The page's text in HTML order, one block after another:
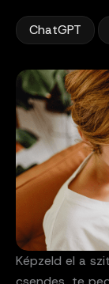
ChatGPT
Képzeld el a